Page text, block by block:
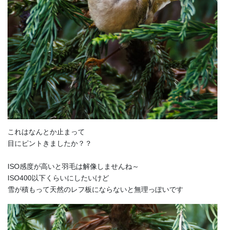
これはなんとか止まって
目にピントきましたか？？
ISO感度が高いと羽毛は解像しませんね～
ISO400以下くらいにしたいけど
雪が積もって天然のレフ板にならないと無理っぽいです